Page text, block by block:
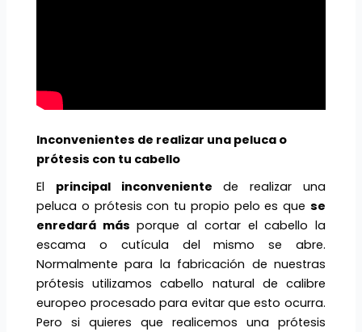
Inconvenientes de realizar una peluca o
prótesis con tu cabello
El principal inconveniente de realizar una
peluca o prótesis con tu propio pelo es que se
enredará más porque al cortar el cabello la
escama o cutícula del mismo se abre.
Normalmente para la fabricación de nuestras
prótesis utilizamos cabello natural de calibre
europeo procesado para evitar que esto ocurra.
Pero si quieres que realicemos una prótesis